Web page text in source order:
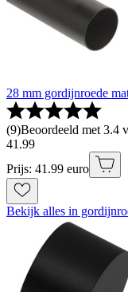
28 mm gordijnroede
(9)Beoordeeld met 3.4
41 .99
Prijs: 41.99 euro
Bekijk alles in